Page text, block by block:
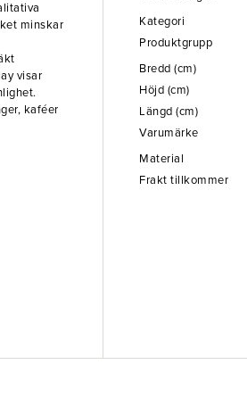
minskar
visar
kaféer
Kategori
Produktgrupp
Bredd (cm)
Höjd (cm)
Längd (cm)
Varumärke
Material
Frakt tillkommer